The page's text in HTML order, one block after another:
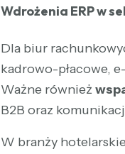
Wdrożenia ERP w
Dla biur
kadrowo-płacowe,
Ważne również
B2B oraz
W branży